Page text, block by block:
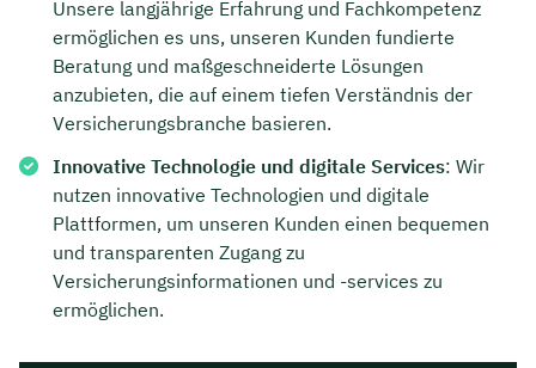
Unsere langjährige Erfahrung und Fachkompetenz
ermöglichen es uns, unseren Kunden fundierte
Beratung und maßgeschneiderte Lösungen
anzubieten, die auf einem tiefen Verständnis der
Versicherungsbranche basieren.
Innovative Technologie und digitale Services: Wir
nutzen innovative Technologien und digitale
Plattformen, um unseren Kunden einen bequemen
und transparenten Zugang zu
Versicherungsinformationen und -services zu
ermöglichen.
Dauer: ca. 30 Minuten
Kostenfrei & unverbindlich
🗓️ Wählen Sie jetzt Ihren Wunschtermin:
Meeting buchen